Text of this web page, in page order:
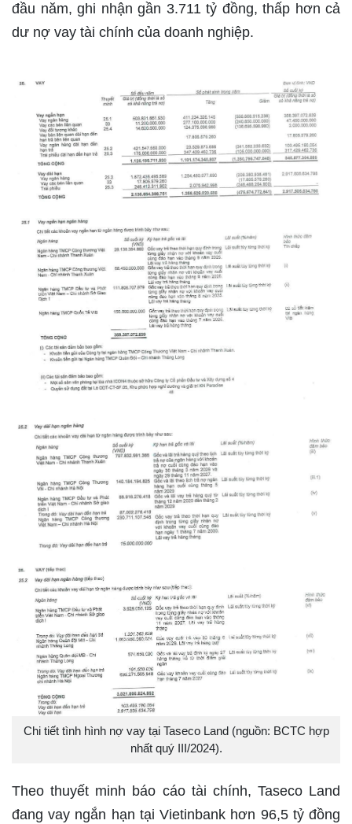
đầu năm, ghi nhận gần 3.711 tỷ đồng, thấp hơn cả
dư nợ vay tài chính của doanh nghiệp.
Chi tiết tình hình nợ vay tại Taseco Land (nguồn: BCTC hợp
nhất quý III/2024).
Theo thuyết minh báo cáo tài chính, Taseco Land
đang vay ngắn hạn tại Vietinbank hơn 96,5 tỷ đồng